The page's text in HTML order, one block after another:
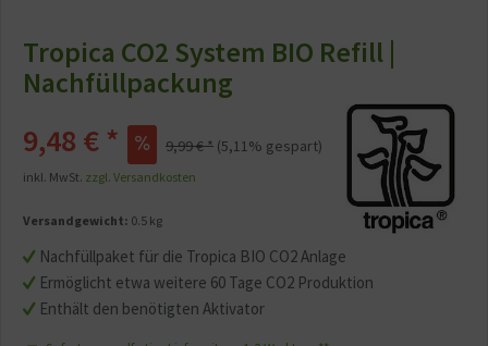
Tropica CO2 System BIO Refill |
Nachfüllpackung
Nachfüllpaket für die Tropica BIO CO2 Anlage
Ermöglicht etwa weitere 60 Tage CO2 Produktion
Enthält den benötigten Aktivator
9,48 € * 9,99 € * (5,11% gespart)
inkl. MwSt. zzgl. Versandkosten
Versandgewicht: 0.5 kg